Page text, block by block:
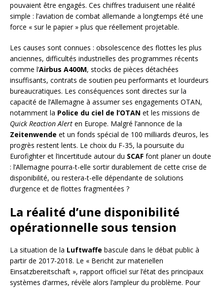
pouvaient être engagés. Ces chiffres traduisent une réalité
simple : l’aviation de combat allemande a longtemps été une
force « sur le papier » plus que réellement projetable.
Les causes sont connues : obsolescence des flottes les plus
anciennes, difficultés industrielles des programmes récents
comme l’Airbus A400M, stocks de pièces détachées
insuffisants, contrats de soutien peu performants et lourdeurs
bureaucratiques. Les conséquences sont directes sur la
capacité de l’Allemagne à assumer ses engagements OTAN,
notamment la Police du ciel de l’OTAN et les missions de
Quick Reaction Alert en Europe. Malgré l’annonce de la
Zeitenwende et un fonds spécial de 100 milliards d’euros, les
progrès restent lents. Le choix du F-35, la poursuite du
Eurofighter et l’incertitude autour du SCAF font planer un doute
: l’Allemagne pourra-t-elle sortir durablement de cette crise de
disponibilité, ou restera-t-elle dépendante de solutions
d’urgence et de flottes fragmentées ?
La réalité d’une disponibilité
opérationnelle sous tension
La situation de la Luftwaffe bascule dans le débat public à
partir de 2017-2018. Le « Bericht zur materiellen
Einsatzbereitschaft », rapport officiel sur l’état des principaux
systèmes d’armes, révèle alors l’ampleur du problème. Pour